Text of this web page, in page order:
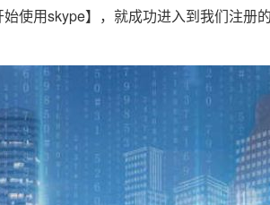
使用skype】，就成功进入到我们注册